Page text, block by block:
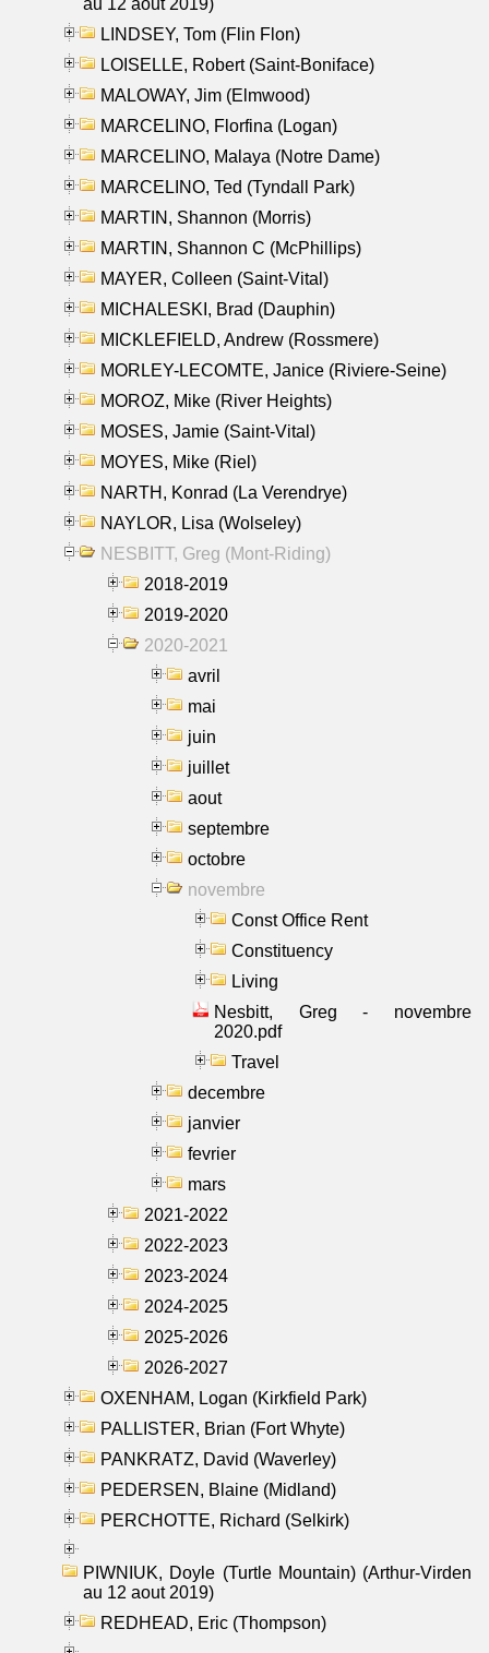
LINDSEY, Tom (Flin Flon)
LOISELLE, Robert (Saint-Boniface)
MALOWAY, Jim (Elmwood)
MARCELINO, Florfina (Logan)
MARCELINO, Malaya (Notre Dame)
MARCELINO, Ted (Tyndall Park)
MARTIN, Shannon (Morris)
MARTIN, Shannon C (McPhillips)
MAYER, Colleen (Saint-Vital)
MICHALESKI, Brad (Dauphin)
MICKLEFIELD, Andrew (Rossmere)
MORLEY-LECOMTE, Janice (Riviere-Seine)
MOROZ, Mike (River Heights)
MOSES, Jamie (Saint-Vital)
MOYES, Mike (Riel)
NARTH, Konrad (La Verendrye)
NAYLOR, Lisa (Wolseley)
NESBITT, Greg (Mont-Riding)
2018-2019
2019-2020
2020-2021
avril
mai
juin
juillet
aout
septembre
octobre
novembre
Const Office Rent
Constituency
Living
Nesbitt, Greg - novembre
2020.pdf
Travel
decembre
janvier
fevrier
mars
2021-2022
2022-2023
2023-2024
2024-2025
2025-2026
2026-2027
OXENHAM, Logan (Kirkfield Park)
PALLISTER, Brian (Fort Whyte)
PANKRATZ, David (Waverley)
PEDERSEN, Blaine (Midland)
PERCHOTTE, Richard (Selkirk)
PIWNIUK, Doyle (Turtle Mountain) (Arthur-Virden
au 12 aout 2019)
REDHEAD, Eric (Thompson)